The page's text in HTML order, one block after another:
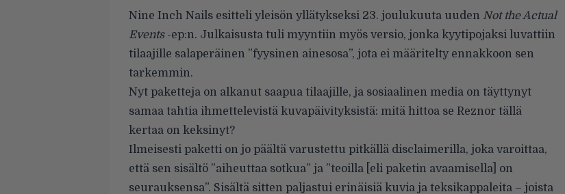
Nine Inch Nails esitteli yleisön yllätykseksi 23. joulukuuta uuden Not the Actual
Events-ep:n. Julkaisusta tuli myyntiin myös versio, jonka kyytipojaksi luvattiin
tilaajille salaperäinen ”fyysinen ainesosa”, jota ei määritelty ennakkoon sen
tarkemmin.
Nyt paketteja on alkanut saapua tilaajille, ja sosiaalinen media on täyttynyt
samaa tahtia ihmettelevistä kuvapäivityksistä: mitä hittoa se Reznor tällä
kertaa on keksinyt?
Ilmeisesti paketti on jo päältä varustettu pitkällä disclaimerilla, joka varoittaa,
että sen sisältö ”aiheuttaa sotkua” ja ”teoilla [eli paketin avaamisella] on
seurauksensa”. Sisältä sitten paljastui erinäisiä kuvia ja teksikappaleita – joista